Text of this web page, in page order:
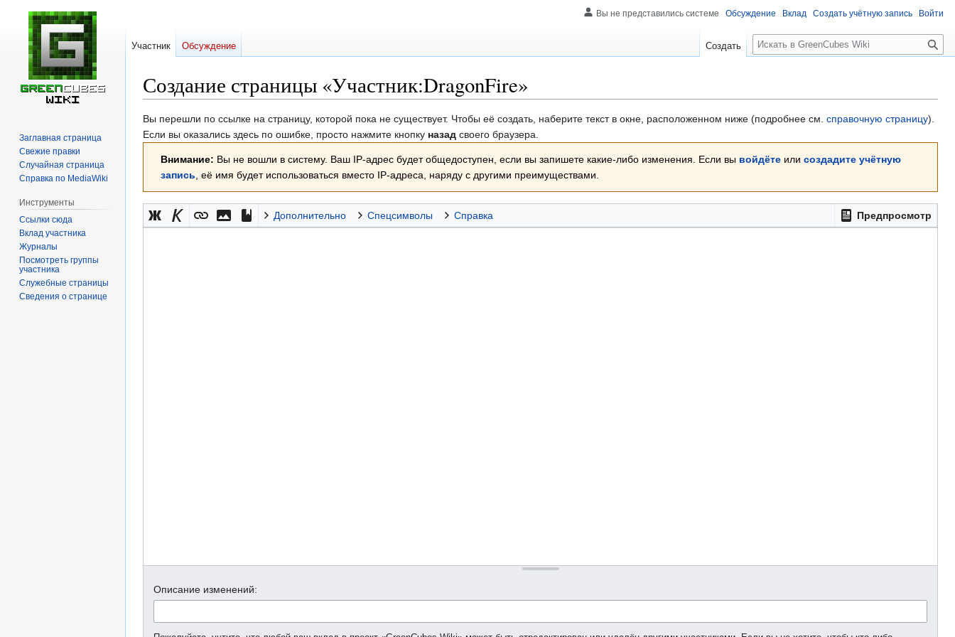
Создание страницы «Участник:DragonFire»
Перейти
к
Перейти
к
Вы перешли по ссылке на страницу, которой пока не существует. Чтобы её создать, наберите текст в окне, расположенном ниже (подробнее см. справочную страницу).
Если вы оказались здесь по ошибке, просто нажмите кнопку назад своего браузера.
Внимание: Вы не вошли в систему. Ваш IP-адрес будет общедоступен, если вы запишете какие-либо изменения. Если вы войдёте или создадите учётную
запись, её имя будет использоваться вместо IP-адреса, наряду с другими преимуществами.
Предпросмотр
Дополнительно Спецсимволы Справка
Описание изменений:
Вы не представились системе Обсуждение Вклад Создать учётную запись Войти
Участник Обсуждение Создать
Поиск
Заглавная страница
Свежие правки
Случайная страница
Справка по MediaWiki
Инструменты
Ссылки сюда
Вклад участника
Журналы
Посмотреть группы
участника
Служебные страницы
Сведения о странице